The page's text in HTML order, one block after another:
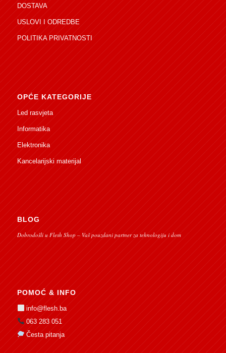
DOSTAVA
USLOVI I ODREDBE
POLITIKA PRIVATNOSTI
OPĆE KATEGORIJE
Led rasvjeta
Informatika
Elektronika
Kancelarijski materijal
BLOG
Dobrodošli u Flesh Shop – Vaš pouzdani partner za tehnologiju i dom
POMOĆ & INFO
info@flesh.ba
063 283 051
Česta pitanja